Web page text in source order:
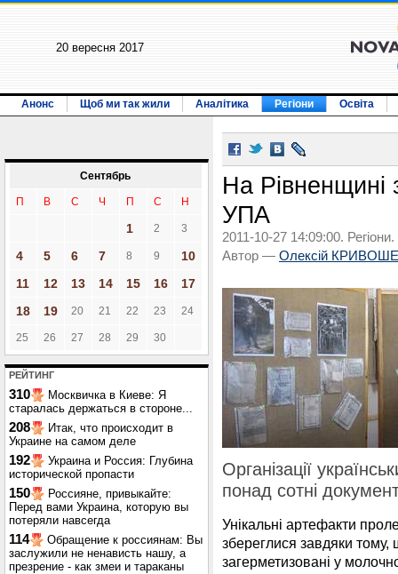
20 вересня 2017
Анонс Щоб ми так жили Аналітика Регіони Освіта
Сентябрь
П В С Ч П С Н
1 2 3
4 5 6 7 8 9
10
11
12 13 14 15 16
17
18
19 20 21 22 23 24
25 26 27 28 29 30
РЕЙТИНГ
310
Москвичка в Киеве: Я
старалась держаться в стороне...
208
Итак, что происходит в
Украине на самом деле
192
Украина и Россия: Глубина
исторической пропасти
150
Россияне, привыкайте:
Перед вами Украина, которую вы
потеряли навсегда
114
Обращение к россиянам: Вы
заслужили не ненависть нашу, а
презрение - как змеи и тараканы
На
УПА
2011-10-27 14:09:00. Регіони.
Автор — Олексій
Організації
понад сотні
Унікальні артефакти
збереглися завдяки тому,
загерметизовані у